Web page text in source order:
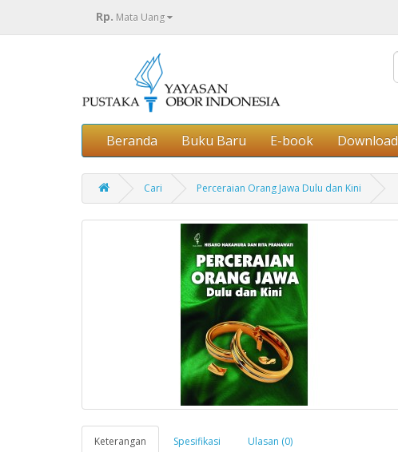
Rp. Mata Uang
Beranda Buku Baru E-book Download
Cari Perceraian Orang Jawa Dulu dan Kini
Keterangan Spesifikasi Ulasan (0)